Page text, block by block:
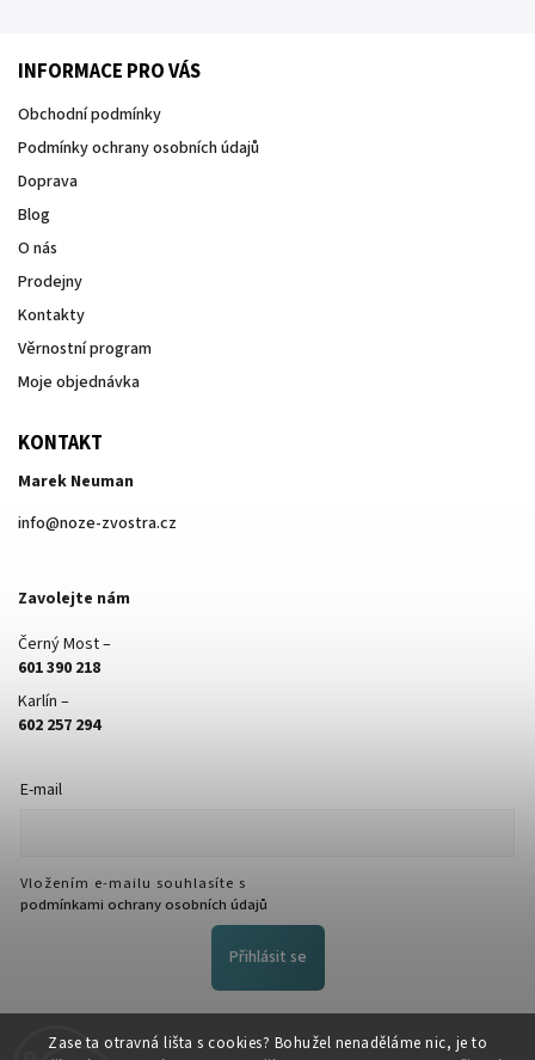
Zase ta otravná lišta s cookies? Bohužel nenaděláme nic, je to
INFORMACE PRO VÁS
Obchodní podmínky
Podmínky ochrany osobních údajů
Doprava
Blog
O nás
Prodejny
Kontakty
Věrnostní program
Moje objednávka
KONTAKT
Marek Neuman
info@noze-zvostra.cz
Zavolejte nám
Černý Most –
601 390 218
Karlín –
602 257 294
E-mail
Vložením e-mailu souhlasíte s
podmínkami ochrany osobních údajů
Přihlásit se
FACEBOOK